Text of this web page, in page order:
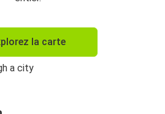
la carte